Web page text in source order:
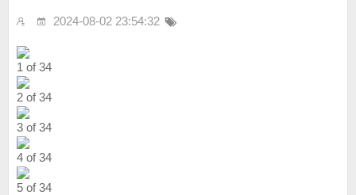
2024-08-02 23:54:32
1 of 34
2 of 34
3 of 34
4 of 34
5 of 34